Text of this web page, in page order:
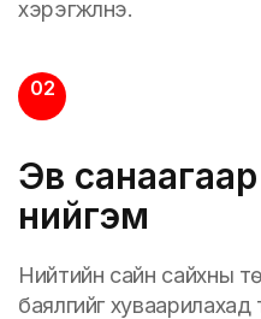
хэрэгжүүлнэ.
02
Эв
нийгэм
Нийтийн сайн сайхны
баялгийг